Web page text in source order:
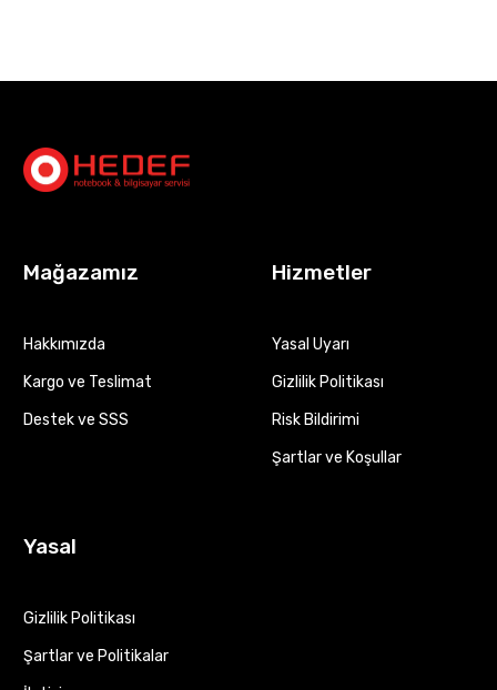
Mağazamız
Hakkımızda
Kargo ve Teslimat
Destek ve SSS
Hizmetler
Yasal Uyarı
Gizlilik Politikası
Risk Bildirimi
Şartlar ve Koşullar
Yasal
Gizlilik Politikası
Şartlar ve Politikalar